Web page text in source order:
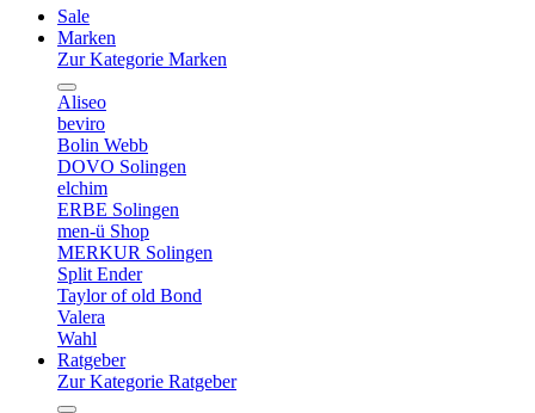
Sale
Marken
Zur Kategorie Marken
Aliseo
beviro
Bolin Webb
DOVO Solingen
elchim
ERBE Solingen
men-ü Shop
MERKUR Solingen
Split Ender
Taylor of old Bond
Valera
Wahl
Ratgeber
Zur Kategorie Ratgeber